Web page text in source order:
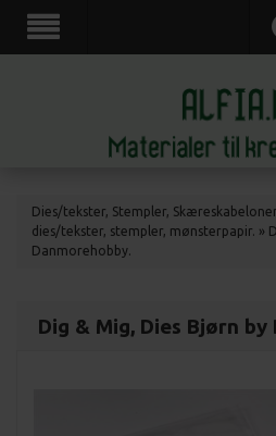
scrapkort, scrapbooking, 3d motiv
Dies/tekster, Stempler,
dies/tekster, stempler, mønsterpapir. »
Danmorehobby.
Dig & Mig, Dies Bjørn by